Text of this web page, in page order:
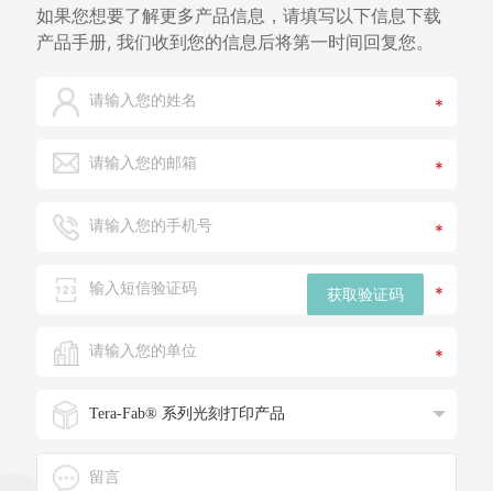
如果您想要了解更多产品信息，请填写以下信息下载
产品手册, 我们收到您的信息后将第一时间回复您。
*
*
*
*
获取验证码
*